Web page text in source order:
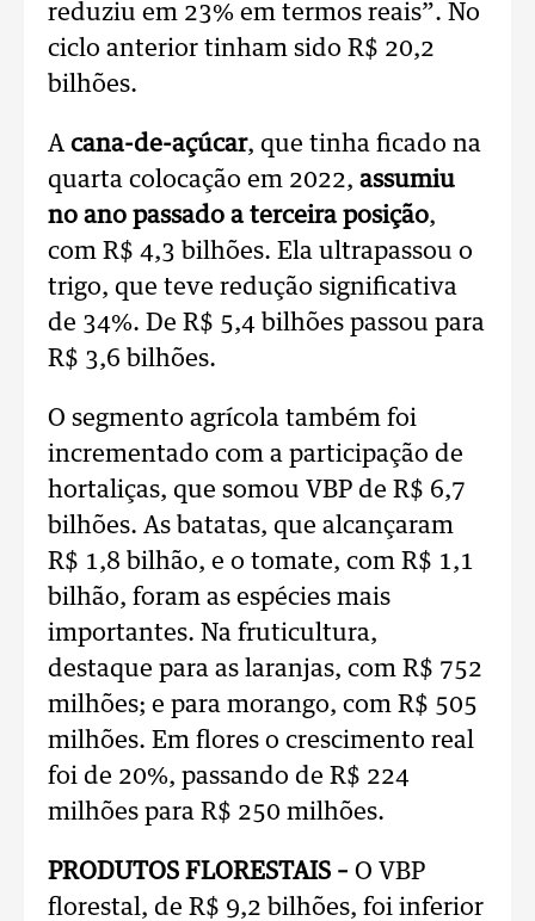
reduziu em 23% em termos reais”. No
ciclo anterior tinham sido R$ 20,2
bilhões.
A cana-de-açúcar, que tinha ficado na
quarta colocação em 2022, assumiu
no ano passado a terceira posição,
com R$ 4,3 bilhões. Ela ultrapassou o
trigo, que teve redução significativa
de 34%. De R$ 5,4 bilhões passou para
R$ 3,6 bilhões.
O segmento agrícola também foi
incrementado com a participação de
hortaliças, que somou VBP de R$ 6,7
bilhões. As batatas, que alcançaram
R$ 1,8 bilhão, e o tomate, com R$ 1,1
bilhão, foram as espécies mais
importantes. Na fruticultura,
destaque para as laranjas, com R$ 752
milhões; e para morango, com R$ 505
milhões. Em flores o crescimento real
foi de 20%, passando de R$ 224
milhões para R$ 250 milhões.
PRODUTOS FLORESTAIS – O VBP
florestal, de R$ 9,2 bilhões, foi inferior